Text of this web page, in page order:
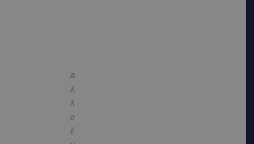
Ά
λ
λ
ο
έ